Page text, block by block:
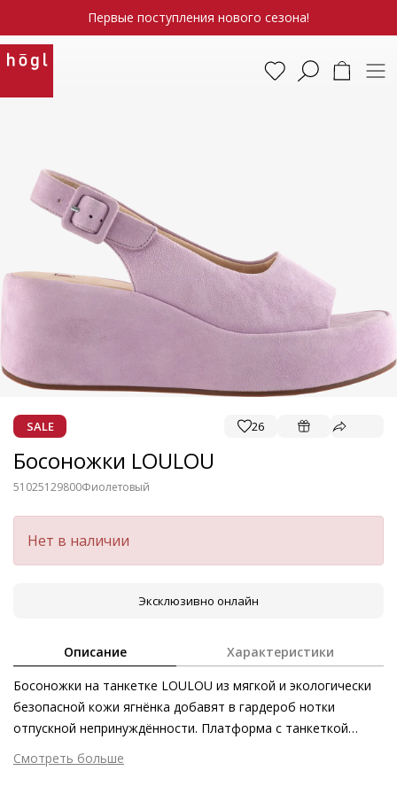
Первые поступления нового сезона!
SALE 26
Босоножки LOULOU
51025129800Фиолетовый
Нет в наличии
Эксклюзивно онлайн
Описание Характеристики
Босоножки на танкетке LOULOU из мягкой и экологически
безопасной кожи ягнёнка добавят в гардероб нотки
отпускной непринуждённости. Платформа с танкеткой
словно по волшебству визуально удлиняет ноги. Модель
великолепно сочетается с укороченными брюками,
Смотреть больше